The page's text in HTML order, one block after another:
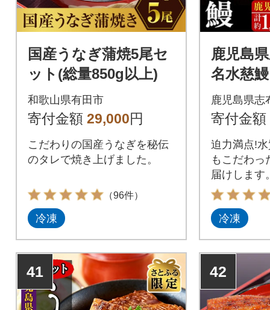
国産うなぎ蒲焼5尾セ
ット(総量850g以上)
和歌山県有田市
寄付金額 29,000円
こだわりの国産うなぎを秘伝
のタレで焼き上げました。
（96件）
冷凍
鹿児島
名水慈
6～
g》
鹿児島県志
寄付金額
迫力満点!
もこだわっ
届けします
冷凍
41 42